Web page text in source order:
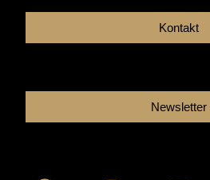
Kontakt
Newsletter